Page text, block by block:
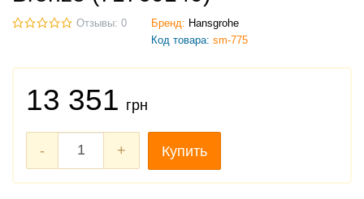
Отзывы: 0 Бренд: Hansgrohe
Код товара: sm-775
13 351 грн
- + Купить